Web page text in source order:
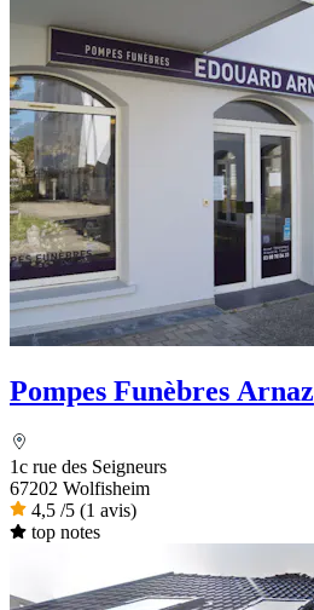
Pompes Funèbres Arnaz
1c rue des Seigneurs
67202 Wolfisheim
4,5 /5 (1 avis)
top notes